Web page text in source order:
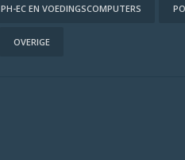
PH-EC EN VOEDINGSCOMPUTERS
OVERIGE